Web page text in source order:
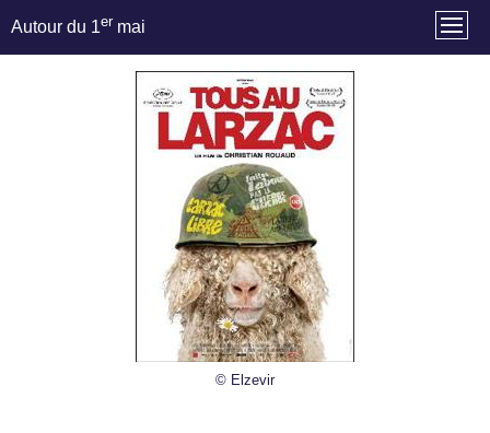
Autour du 1er mai
© Elzevir